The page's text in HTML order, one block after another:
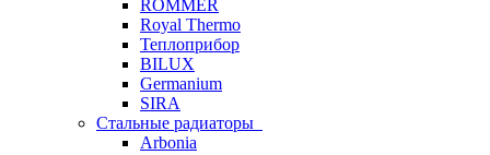
ROMMER
Royal Thermo
Теплоприбор
BILUX
Germanium
SIRA
Стальные радиаторы
Arbonia